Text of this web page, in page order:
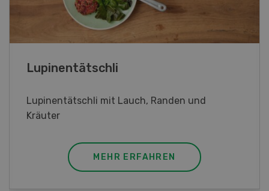
Frühlingsrollen
Frühlingsrollen mit Poulet
MEHR ERFAHREN